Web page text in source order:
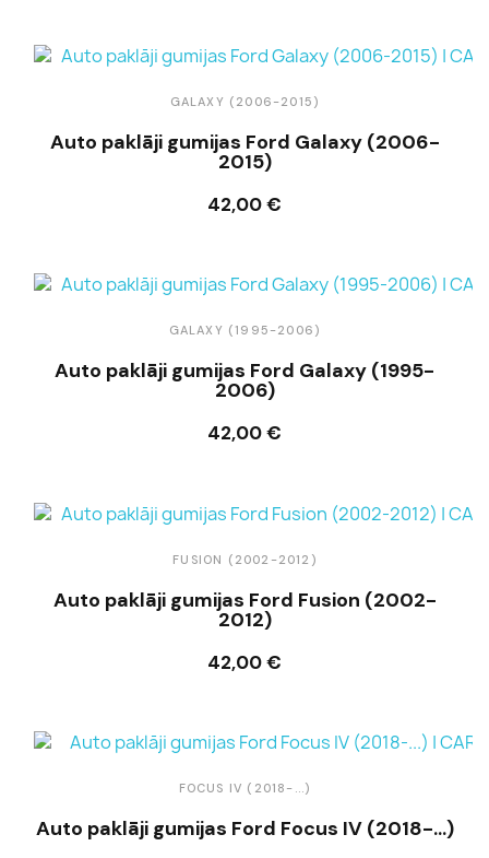
GALAXY (2006-2015)
Auto paklāji gumijas Ford Galaxy (2006-
2015)
42,00 €
Ielikt grozā
GALAXY (1995-2006)
Auto paklāji gumijas Ford Galaxy (1995-
2006)
42,00 €
Ielikt grozā
FUSION (2002-2012)
Auto paklāji gumijas Ford Fusion (2002-
2012)
42,00 €
Ielikt grozā
FOCUS IV (2018-...)
Auto paklāji gumijas Ford Focus IV (2018-...)